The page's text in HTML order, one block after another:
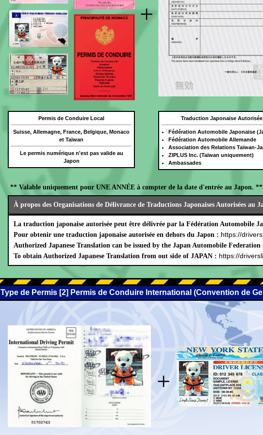
+
Permis de Conduire Local
Suisse, Allemagne, France, Belgique, Monaco
et Taïwan
Le permis numérique n'est pas valide au
Japon
Traduction Japonaise Autorisée
Fédération Automobile Japonaise
Fédération Automobile Allemande
Association des Relations Taïwan-
ZIPLUS Inc. (Taïwan uniquement)
Ambassades
** Valable uniquement pour UNE ANNÉE à compter de la date d'entrée au Japon. **
À propos des Organisations de Délivrance de Traductions Japonaises Autorisées au
La traduction japonaise autorisée peut être délivrée par la Fédération Automobile
Pour obtenir une traduction japonaise autorisée en dehors du Japon : https://
Authorized Japanese Translation can be issued by the Japan Automobile
To obtain Authorized Japanese Translation from out side of JAPAN : https://
Type de Permis [2] Permis de Conduire International (Convention de
+